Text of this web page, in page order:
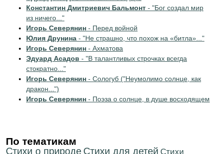
Константин Дмитриевич Бальмонт - "Бог создал мир
из ничего..."
Игорь Северянин - Перед войной
Юлия Друнина - "Не страшно, что похож на «битла»..."
Игорь Северянин - Ахматова
Эдуард Асадов - "В талантливых строчках всегда
стократно..."
Игорь Северянин - Сологуб ("Неумолимо солнце, как
дракон...")
Игорь Северянин - Поэза о солнце, в душе восходящем
По тематикам
Стихи о природе Стихи для детей Cтихи